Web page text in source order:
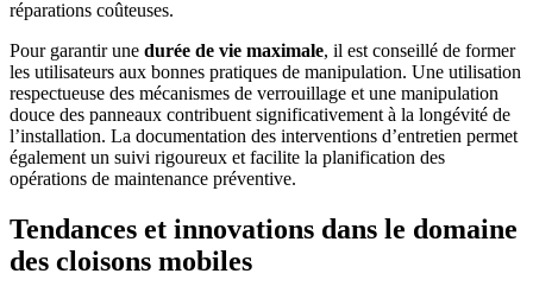
réparations coûteuses.
Pour garantir une durée de vie maximale, il est conseillé de former
les utilisateurs aux bonnes pratiques de manipulation. Une utilisation
respectueuse des mécanismes de verrouillage et une manipulation
douce des panneaux contribuent significativement à la longévité de
l’installation. La documentation des interventions d’entretien permet
également un suivi rigoureux et facilite la planification des
opérations de maintenance préventive.
Tendances et innovations dans le domaine
des cloisons mobiles